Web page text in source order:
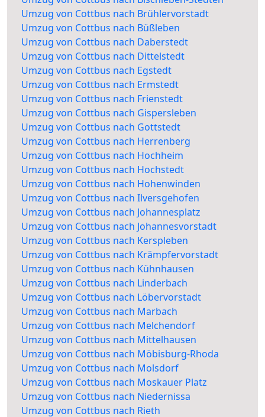
Umzug von Cottbus nach Brühlervorstadt
Umzug von Cottbus nach Büßleben
Umzug von Cottbus nach Daberstedt
Umzug von Cottbus nach Dittelstedt
Umzug von Cottbus nach Egstedt
Umzug von Cottbus nach Ermstedt
Umzug von Cottbus nach Frienstedt
Umzug von Cottbus nach Gispersleben
Umzug von Cottbus nach Gottstedt
Umzug von Cottbus nach Herrenberg
Umzug von Cottbus nach Hochheim
Umzug von Cottbus nach Hochstedt
Umzug von Cottbus nach Hohenwinden
Umzug von Cottbus nach Ilversgehofen
Umzug von Cottbus nach Johannesplatz
Umzug von Cottbus nach Johannesvorstadt
Umzug von Cottbus nach Kerspleben
Umzug von Cottbus nach Krämpfervorstadt
Umzug von Cottbus nach Kühnhausen
Umzug von Cottbus nach Linderbach
Umzug von Cottbus nach Löbervorstadt
Umzug von Cottbus nach Marbach
Umzug von Cottbus nach Melchendorf
Umzug von Cottbus nach Mittelhausen
Umzug von Cottbus nach Möbisburg-Rhoda
Umzug von Cottbus nach Molsdorf
Umzug von Cottbus nach Moskauer Platz
Umzug von Cottbus nach Niedernissa
Umzug von Cottbus nach Rieth